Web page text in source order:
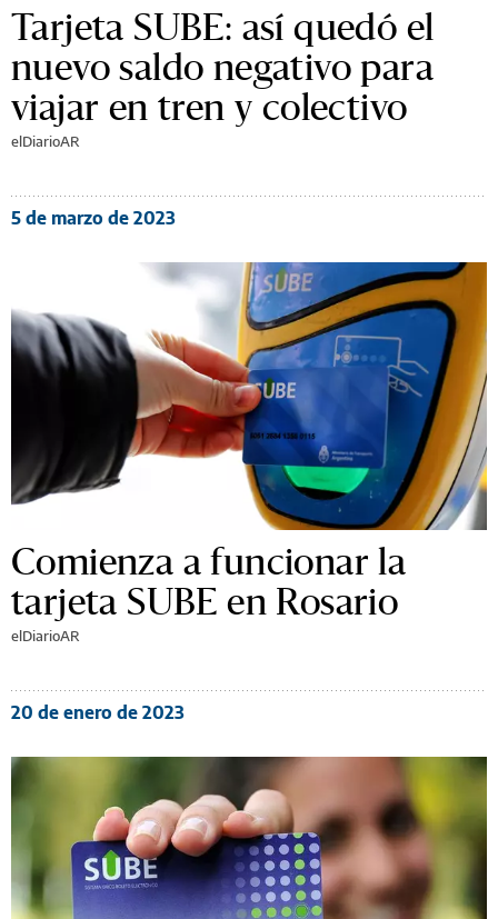
Tarjeta SUBE: así quedó el
nuevo saldo negativo para
viajar en tren y colectivo
elDiarioAR
5 de marzo de 2023
Comienza a funcionar la
tarjeta SUBE en Rosario
elDiarioAR
20 de enero de 2023